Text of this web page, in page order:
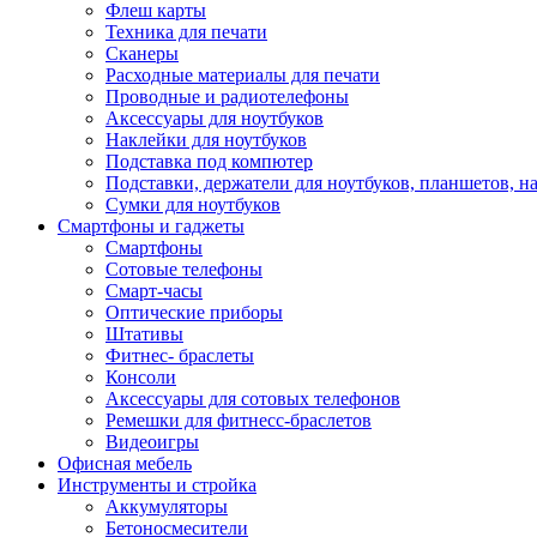
Флеш карты
Техника для печати
Сканеры
Расходные материалы для печати
Проводные и радиотелефоны
Аксессуары для ноутбуков
Наклейки для ноутбуков
Подставка под компютер
Подставки, держатели для ноутбуков, планшетов,
Сумки для ноутбуков
Смартфоны и гаджеты
Смартфоны
Сотовые телефоны
Смарт-часы
Оптические приборы
Штативы
Фитнес- браслеты
Консоли
Аксессуары для сотовых телефонов
Ремешки для фитнесс-браслетов
Видеоигры
Офисная мебель
Инструменты и стройка
Аккумуляторы
Бетоносмесители